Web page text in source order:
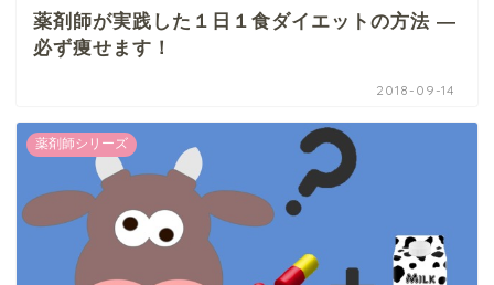
薬剤師が実践した１日１食ダイエットの方法 ―
必ず痩せます！
2018-09-14
薬剤師シリーズ